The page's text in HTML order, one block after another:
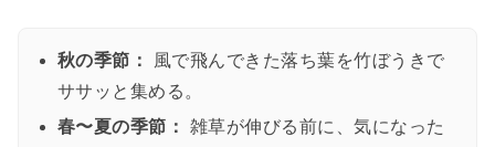
秋の季節：
風で飛んできた落ち葉を竹ぼうきで
ササッと集める。
春〜夏の季節：
雑草が伸びる前に、気になった